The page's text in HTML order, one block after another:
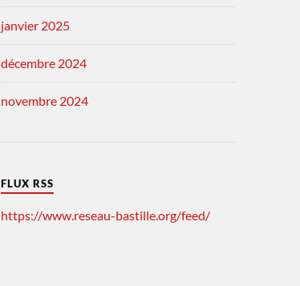
janvier 2025
décembre 2024
novembre 2024
FLUX RSS
https://www.reseau-bastille.org/feed/